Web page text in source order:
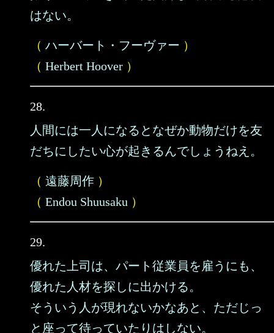
はない。
（ ハーバート・フーヴァー ）
（ Herbert Hoover ）
28.
人間には一人になるとなぜか動物だけを友
だちにしたい心が起きるんでしょうねえ。
（ 遠藤周作 ）
（ Endou Shuusaku ）
29.
優れた上司は、パート従業員を雇うにも、
優れた人材を探しに出かける。
そういう人が現れないかなあと、ただじっ
と座って待っていたりはしない。